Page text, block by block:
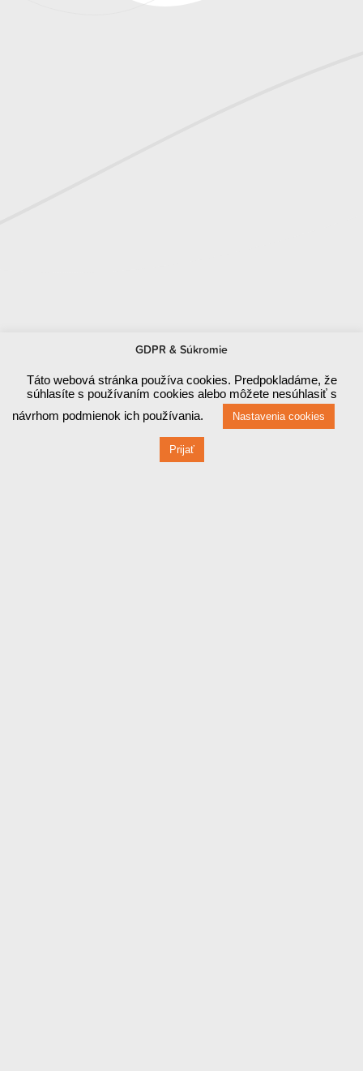
GDPR & Súkromie
Táto webová stránka používa cookies. Predpokladáme, že
súhlasíte s používaním cookies alebo môžete nesúhlasiť s
návrhom podmienok ich používania.
Nastavenia cookies
Prijať